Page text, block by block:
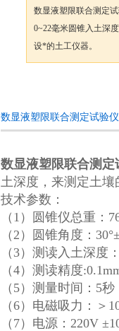
数显液塑限联合测定
0~22毫米圆锥入土深
设*的土工仪器。
数显液塑限联合测定试验
数显液塑限联合测定
土深度，来测定土
技术参数：
（1）圆锥仪总重：
（2）圆锥角度：
（3）测读入土深度
（4）测读精度
（5）测量时间：5秒
（6）电磁吸力：＞
（7）电源：220V